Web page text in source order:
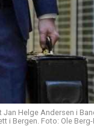
Helge Andersen i
i Bergen. Foto: Ole